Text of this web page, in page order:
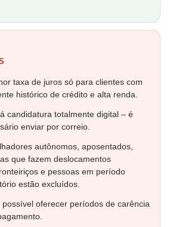
taxa de juros só para clientes com
histórico de crédito e alta renda.
candidatura totalmente digital – é
enviar por correio.
autônomos, aposentados,
que fazem deslocamentos
e pessoas em período
estão excluídos.
possível oferecer períodos de carência